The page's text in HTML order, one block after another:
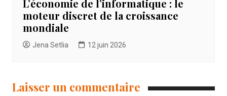
L’économie de l’informatique : le
moteur discret de la croissance
mondiale
Jena Setlia 12 juin 2026
Laisser un commentaire